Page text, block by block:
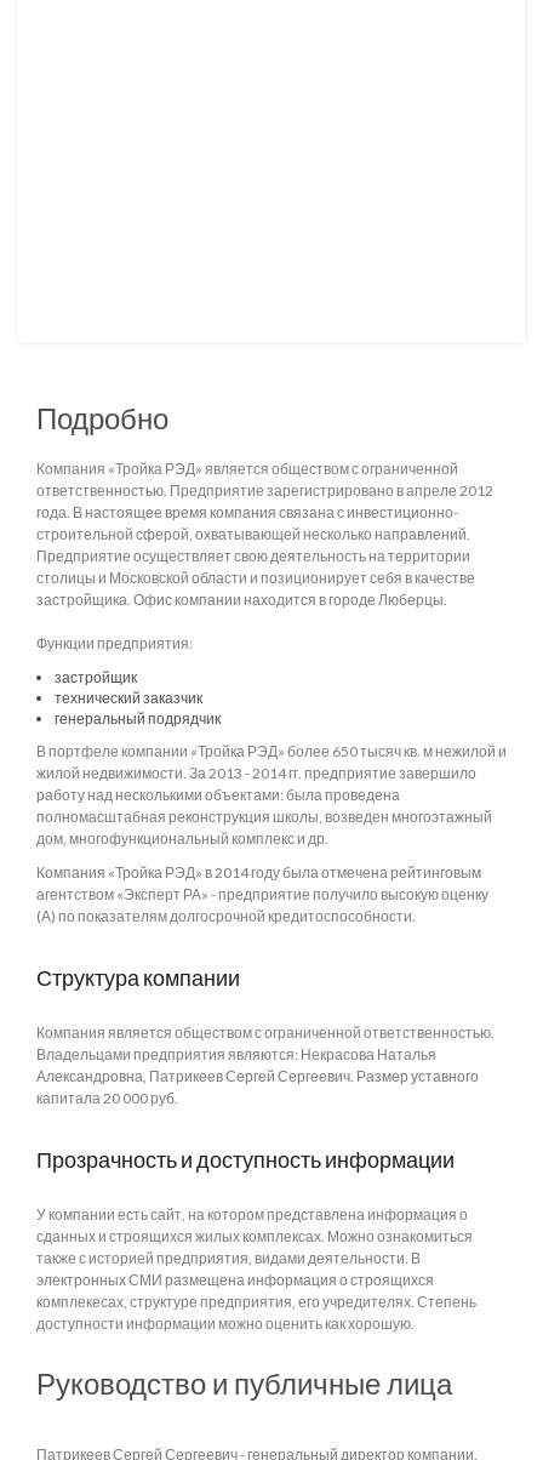
Подробно
Компания «Тройка РЭД» является обществом с ограниченной
ответственностью. Предприятие зарегистрировано в апреле 2012
года. В настоящее время компания связана с инвестиционно-
строительной сферой, охватывающей несколько направлений.
Предприятие осуществляет свою деятельность на территории
столицы и Московской области и позиционирует себя в качестве
застройщика. Офис компании находится в городе Люберцы.
Функции предприятия:
застройщик
технический заказчик
генеральный подрядчик
В портфеле компании «Тройка РЭД» более 650 тысяч кв. м нежилой и
жилой недвижимости. За 2013 - 2014 гг. предприятие завершило
работу над несколькими объектами: была проведена
полномасштабная реконструкция школы, возведен многоэтажный
дом, многофункциональный комплекс и др.
Компания «Тройка РЭД» в 2014 году была отмечена рейтинговым
агентством «Эксперт РА» - предприятие получило высокую оценку
(А) по показателям долгосрочной кредитоспособности.
Структура компании
Компания является обществом с ограниченной ответственностью.
Владельцами предприятия являются: Некрасова Наталья
Александровна, Патрикеев Сергей Сергеевич. Размер уставного
капитала 20 000 руб.
Прозрачность и доступность информации
У компании есть сайт, на котором представлена информация о
сданных и строящихся жилых комплексах. Можно ознакомиться
также с историей предприятия, видами деятельности. В
электронных СМИ размещена информация о строящихся
комплекесах, структуре предприятия, его учредителях. Степень
доступности информации можно оценить как хорошую.
Руководство и публичные лица
Патрикеев Сергей Сергеевич - генеральный директор компании.